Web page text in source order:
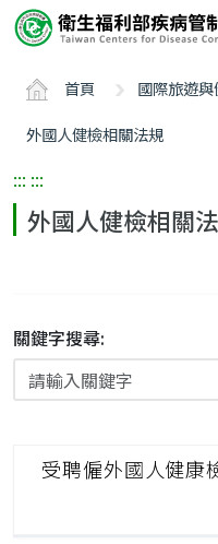
要
ALT+C
首頁 國際旅遊
外國人健檢相關法規
::: :::
外國人健檢相關
關鍵字搜尋:
受聘僱外國人健康